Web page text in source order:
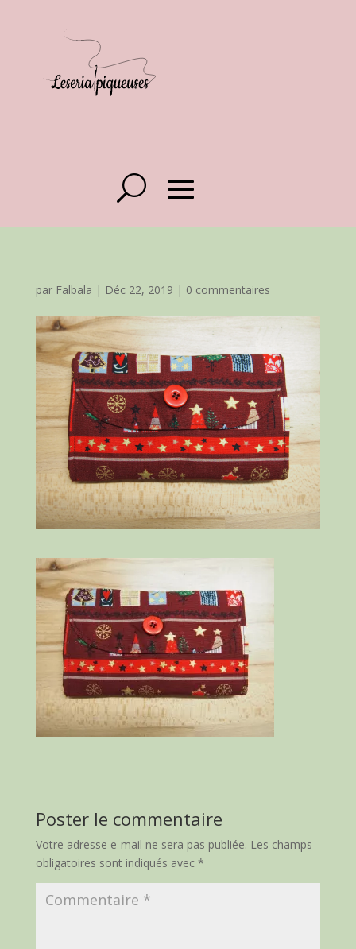
par Falbala | Déc 22, 2019 | 0 commentaires
Poster le commentaire
Votre adresse e-mail ne sera pas publiée. Les champs
obligatoires sont indiqués avec *